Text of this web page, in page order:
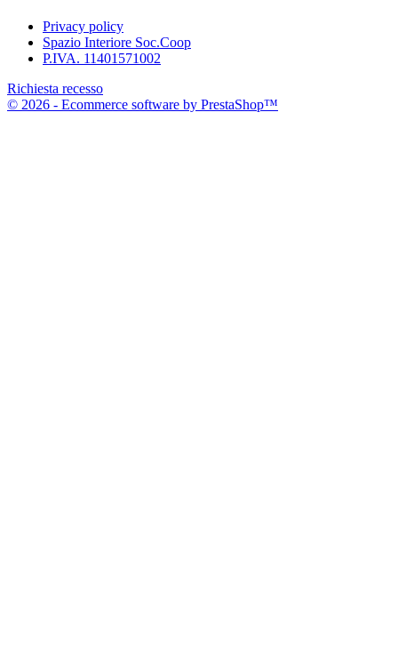
Privacy policy
Spazio Interiore Soc.Coop
P.IVA. 11401571002
Richiesta recesso
© 2026 - Ecommerce software by PrestaShop™